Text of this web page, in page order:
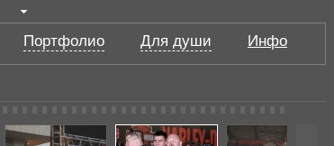
Портфолио Для души Инфо